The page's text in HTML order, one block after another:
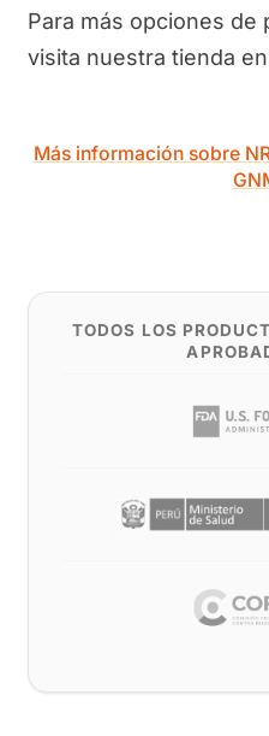
Para más opciones de
visita nuestra tienda
Más información sobre
TODOS LOS